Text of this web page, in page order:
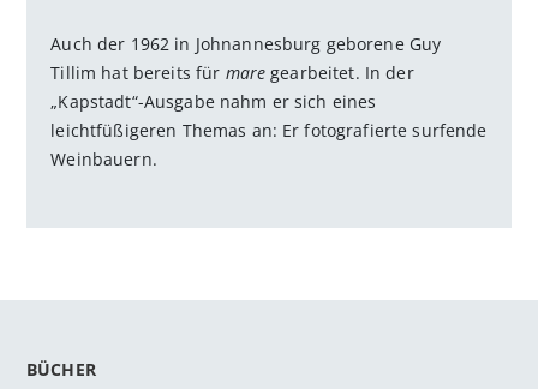
Auch der 1962 in Johnannesburg geborene Guy
Tillim hat bereits für mare gearbeitet. In der
„Kapstadt“-Ausgabe nahm er sich eines
leichtfüßigeren Themas an: Er fotografierte surfende
Weinbauern.
BÜCHER